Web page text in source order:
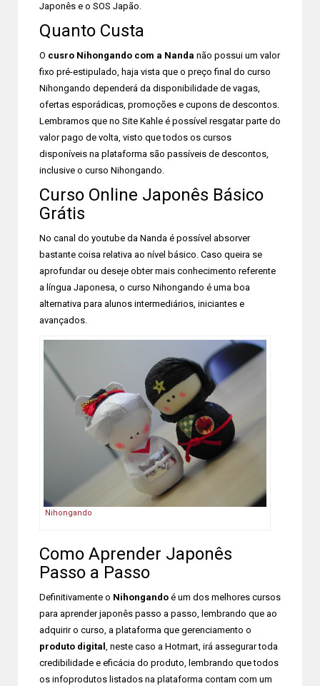
Japonês e o SOS Japão.
Quanto Custa
O cusro Nihongando com a Nanda não possui um valor
fixo pré-estipulado, haja vista que o preço final do curso
Nihongando dependerá da disponibilidade de vagas,
ofertas esporádicas, promoções e cupons de descontos.
Lembramos que no Site Kahle é possível resgatar parte do
valor pago de volta, visto que todos os cursos
disponíveis na plataforma são passíveis de descontos,
inclusive o curso Nihongando.
Curso Online Japonês Básico
Grátis
No canal do youtube da Nanda é possível absorver
bastante coisa relativa ao nível básico. Caso queira se
aprofundar ou deseje obter mais conhecimento referente
a língua Japonesa, o curso Nihongando é uma boa
alternativa para alunos intermediários, iniciantes e
avançados.
Nihongando
Como Aprender Japonês
Passo a Passo
Definitivamente o Nihongando é um dos melhores cursos
para aprender japonês passo a passo, lembrando que ao
adquirir o curso, a plataforma que gerenciamento o
produto digital
, neste caso a Hotmart, irá assegurar toda
credibilidade e eficácia do produto, lembrando que todos
os infoprodutos listados na plataforma contam com um